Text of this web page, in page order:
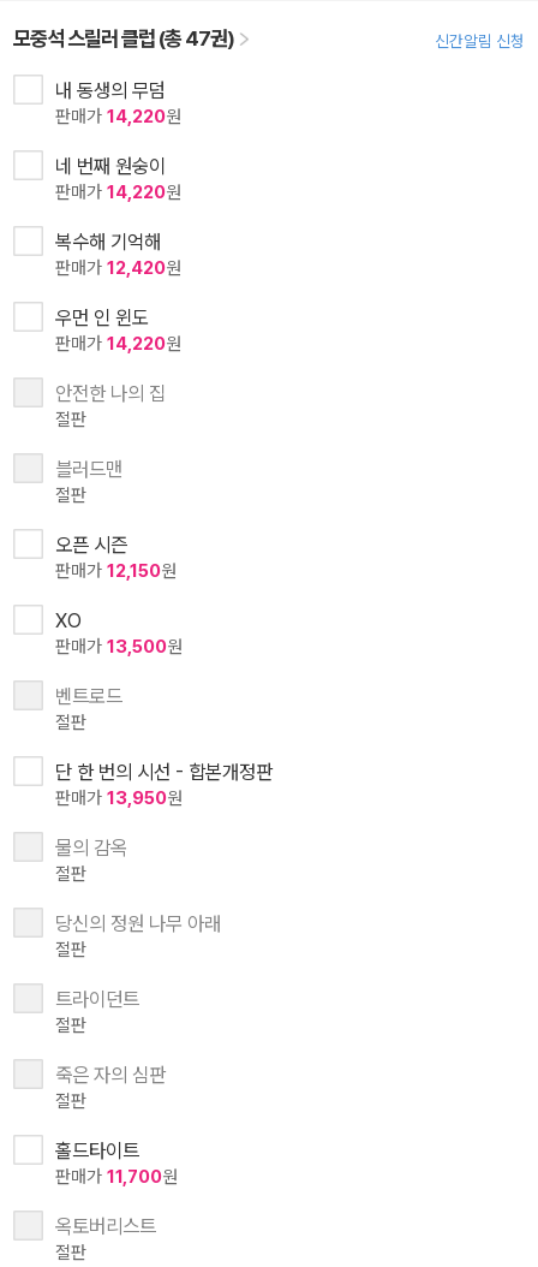
모중석 스릴러 클럽 (총 47권) 신간알림 신청
내 동생의 무덤
판매가 14,220원
네 번째 원숭이
판매가 14,220원
복수해 기억해
판매가 12,420원
우먼 인 윈도
판매가 14,220원
안전한 나의 집
절판
블러드맨
절판
오픈 시즌
판매가 12,150원
XO
판매가 13,500원
벤트로드
절판
단 한 번의 시선 - 합본개정판
판매가 13,950원
물의 감옥
절판
당신의 정원 나무 아래
절판
트라이던트
절판
죽은 자의 심판
절판
홀드타이트
판매가 11,700원
옥토버리스트
절판